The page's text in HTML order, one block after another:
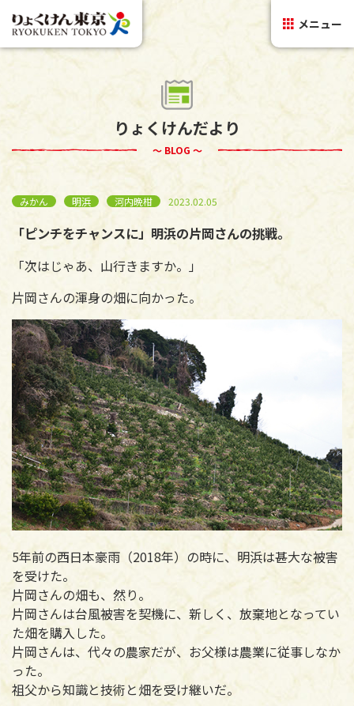
メニュー
りょくけんだより
～ BLOG ～
みかん 明浜 河内晩柑 2023.02.05
「ピンチをチャンスに」明浜の片岡さんの挑戦。
「次はじゃあ、山行きますか。」
片岡さんの渾身の畑に向かった。
5年前の西日本豪雨（2018年）の時に、明浜は甚大な被害
を受けた。
片岡さんの畑も、然り。
片岡さんは台風被害を契機に、新しく、放棄地となってい
た畑を購入した。
片岡さんは、代々の農家だが、お父様は農業に従事しなか
った。
祖父から知識と技術と畑を受け継いだ。